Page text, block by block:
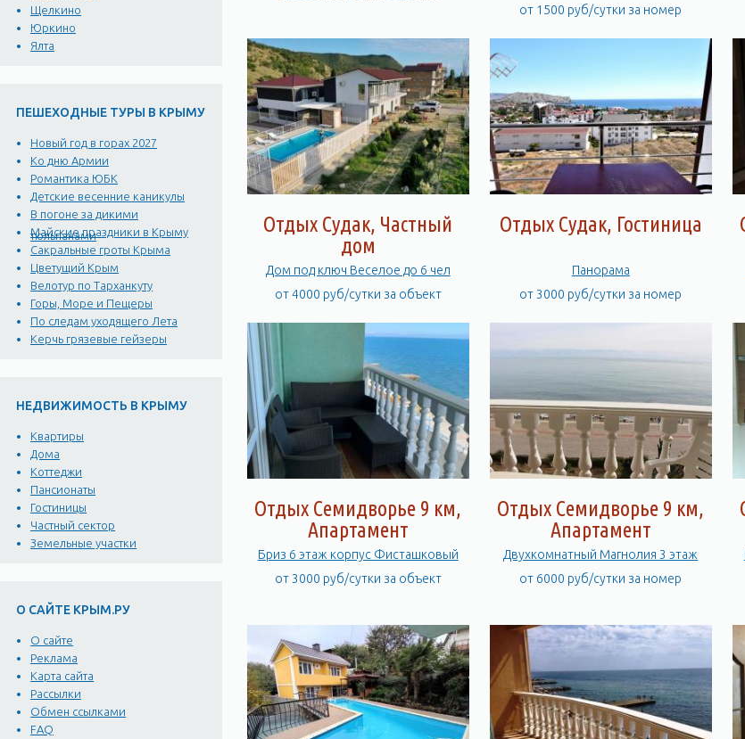
Щелкино
Юркино
Ялта
ПЕШЕХОДНЫЕ ТУРЫ В КРЫМУ
Новый год в горах 2027
Ко дню Армии
Романтика ЮБК
Детские весенние каникулы
В погоне за дикими
тюльпанами
Майские праздники в Крыму
Сакральные гроты Крыма
Цветущий Крым
Велотур по Тарханкуту
Горы, Море и Пещеры
По следам уходящего Лета
Керчь грязевые гейзеры
НЕДВИЖИМОСТЬ В КРЫМУ
Квартиры
Дома
Коттеджи
Пансионаты
Гостиницы
Частный сектор
Земельные участки
О САЙТЕ КРЫМ.РУ
О сайте
Реклама
Карта сайта
Рассылки
Обмен ссылками
FAQ
от 1500 руб/сутки за номер
Отдых Судак, Частный
дом
Дом под ключ Веселое до 6 чел
от 4000 руб/сутки за объект
Отдых Судак, Гостиница
Панорама
от 3000 руб/сутки за номер
Отдых Семидворье 9 км,
Апартамент
Бриз 6 этаж корпус Фисташковый
от 3000 руб/сутки за объект
Отдых Семидворье 9 км,
Апартамент
Двухкомнатный Магнолия 3 этаж
от 6000 руб/сутки за номер